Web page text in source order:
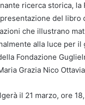
ricerca storica,
del
che illustrano
alla luce per
Fondazione
Grazia Nico
il 21 marzo, ore